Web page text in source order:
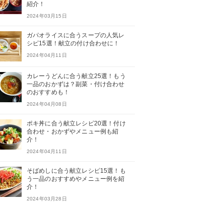
紹介！
2024年03月15日
ガパオライスに合うスープの人気レ
シピ15選！献立の付け合わせに！
2024年04月11日
カレーうどんに合う献立25選！もう
一品のおかずは？副菜・付け合わせ
のおすすめも！
2024年04月08日
ポキ丼に合う献立レシピ20選！付け
合わせ・おかずやメニュー例も紹
介！
2024年04月11日
そばめしに合う献立レシピ15選！も
う一品のおすすめやメニュー例を紹
介！
2024年03月28日